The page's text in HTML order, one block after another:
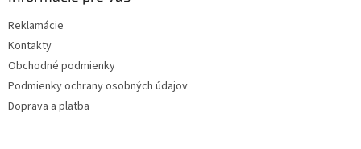
Reklamácie
Kontakty
Obchodné podmienky
Podmienky ochrany osobných údajov
Doprava a platba